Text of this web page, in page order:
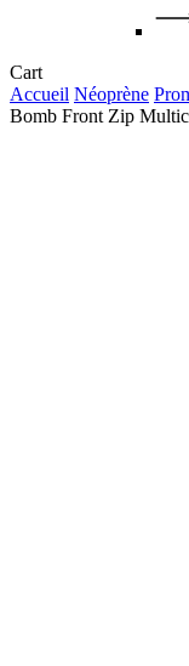
CartClose
Cart
Accueil Néoprène
Bomb Front Zip